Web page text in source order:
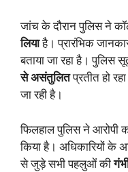
जांच के दौरान पुलिस ने
लियाहै। प्रारंभिक
बताया जा रहा है। पुलिस
से असंतुलितप्रतीत हो
जा रही है।
फिलहाल पुलिस ने आरोपी
किया है। अधिकारियों के
से जुड़े सभी पहलुओं की